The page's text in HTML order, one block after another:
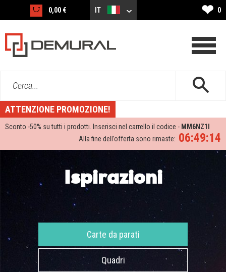
0,00 € IT ❤ 0
Cerca...
ATTENZIONE PROMOZIONE!
Sconto -50% su tutti i prodotti. Inserisci nel carrello il codice - MM6NZ1I
06:49:12
Alla fine dell’offerta sono rimaste:
Ispirazioni
Carte da parati
Quadri